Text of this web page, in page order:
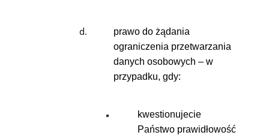
prawo do żądania
ograniczenia przetwarzania
danych osobowych – w
przypadku, gdy:
kwestionujecie
Państwo prawidłowość